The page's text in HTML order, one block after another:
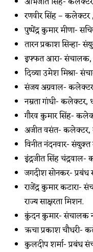
रणवीर सिंह – कलेक्टर
पुष्पेंद्र कुमार मीणा-
तारन प्रकाश सिन्हा-
इफ्फत आरा-
दिव्या उमेश मिश्रा-
संजय अग्रवाल- कलेक्टर
नम्रता गांधी- कलेक्टर,
गौरव कुमार सिंह-
अजीत वसंत- कलेक्टर,
विनीत नंदनवार-
इंद्रजीत सिंह
जगदीश सोनकर- प्रबंध
राजेंद्र कुमार कटारा-
राज्य साक्षरता मिशन.
कुंदन कुमार- संचालक
ऋचा प्रकाश चौधरी-
कुलदीप शर्मा- प्रबंध